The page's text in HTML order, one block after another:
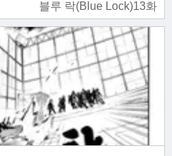
블루 락(Blue Lock)13화